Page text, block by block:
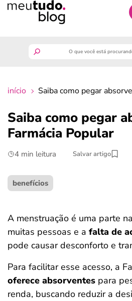
finanças
benefícios
crédito fácil
ferramentas
início Saiba como pegar
Saiba como pegar
Farmácia Popular
4 min leitura Salvar artigo
benefícios
A menstruação é uma parte
muitas pessoas e a falta de
pode causar desconforto e
Para facilitar esse acesso, a
oferece absorventes para
renda, buscando reduzir a